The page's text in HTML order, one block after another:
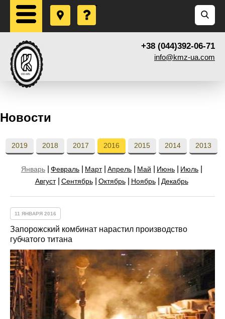
+38 (044)392-06-71
info@kmz-ua.com
Новости
2019 2018 2017 2016 2015 2014 2013
Январь Февраль Март Апрель Май Июнь
Июль
Август
Сентябрь Октябрь Ноябрь Декабрь
11 ЯНВАРЯ 2016
Запорожский комбинат нарастил производство
губчатого титана